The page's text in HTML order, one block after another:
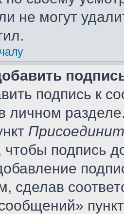
не могут
подпись к
личном
подпись
сделав